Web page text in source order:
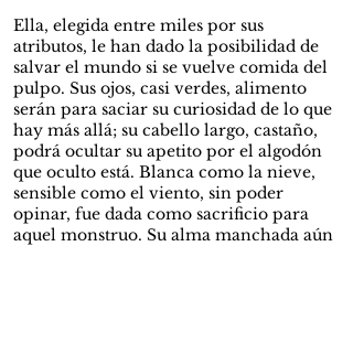
Ella, elegida entre miles por sus
atributos, le han dado la posibilidad de
salvar el mundo si se vuelve comida del
pulpo. Sus ojos, casi verdes, alimento
serán para saciar su curiosidad de lo que
hay más allá; su cabello largo, castaño,
podrá ocultar su apetito por el algodón
que oculto está. Blanca como la nieve,
sensible como el viento, sin poder
opinar, fue dada como sacrificio para
aquel monstruo. Su alma manchada aún